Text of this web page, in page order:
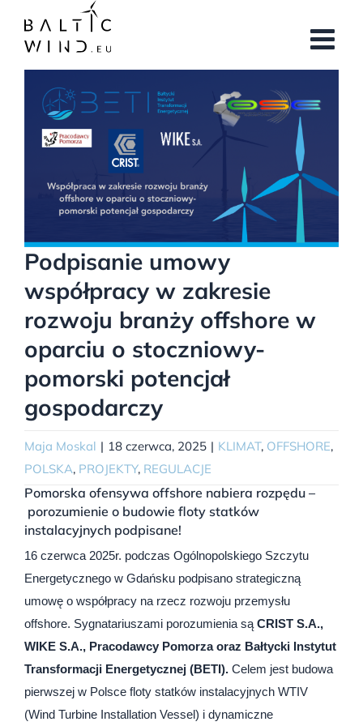
zawartości
większy
obrazek
Podpisanie umowy
współpracy w zakresie
rozwoju branży offshore w
oparciu o stoczniowy-
pomorski potencjał
gospodarczy
Maja Moskal | 18 czerwca, 2025 | KLIMAT, OFFSHORE,
POLSKA, PROJEKTY, REGULACJE
Pomorska ofensywa offshore nabiera rozpędu –
porozumienie o budowie floty statków
instalacyjnych podpisane!
16 czerwca 2025r. podczas Ogólnopolskiego Szczytu
Energetycznego w Gdańsku podpisano strategiczną
umowę o współpracy na rzecz rozwoju przemysłu
offshore. Sygnatariuszami porozumienia są CRIST S.A.,
WIKE S.A., Pracodawcy Pomorza oraz Bałtycki Instytut
Transformacji Energetycznej (BETI). Celem jest budowa
pierwszej w Polsce floty statków instalacyjnych WTIV
(Wind Turbine Installation Vessel) i dynamiczne